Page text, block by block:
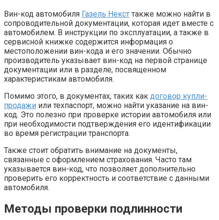
Вин-код автомобиля Газель Некст также можно найти в
сопроводительной документации, которая идет вместе с
автомобилем. В инструкции по эксплуатации, а также в
сервисной книжке содержится информация о
местоположении вин-кода и его значении. Обычно
производитель указывает вин-код на первой странице
документации или в разделе, посвященном
характеристикам автомобиля.
Помимо этого, в документах, таких как договор купли-
продажи или техпаспорт, можно найти указание на вин-
код. Это полезно при проверке истории автомобиля или
при необходимости подтверждения его идентификации
во время регистрации транспорта.
Также стоит обратить внимание на документы,
связанные с оформлением страхования. Часто там
указывается вин-код, что позволяет дополнительно
проверить его корректность и соответствие с данными
автомобиля.
Методы проверки подлинности